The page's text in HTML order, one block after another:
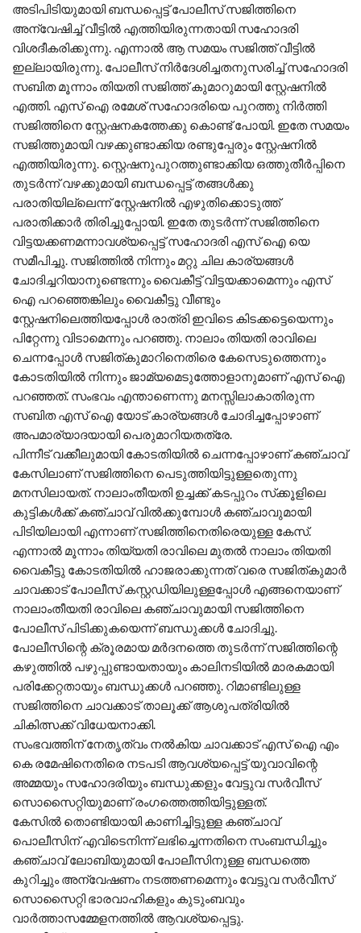
അടിപിടിയുമായി ബന്ധപ്പെട്ട് പോലീസ് സജിത്തിനെ
അന്വേഷിച്ച് വീട്ടില്‍ എത്തിയിരുന്നതായി സഹോദരി
വിശദീകരിക്കുന്നു. എന്നാല്‍ ആ സമയം സജിത്ത് വീട്ടില്‍
ഇല്ലായിരുന്നു. പോലീസ് നിര്‍ദേശിച്ചതനുസരിച്ച് സഹോദരി
സബിത മൂന്നാം തിയതി സജിത്ത് കുമാറുമായി സ്റ്റേഷനില്‍
എത്തി. എസ് ഐ രമേശ്‌ സഹോദരിയെ പുറത്തു നിര്‍ത്തി
സജിത്തിനെ സ്റ്റേഷനകത്തേക്കു കൊണ്ട് പോയി. ഇതേ സമയം
സജിത്തുമായി വഴക്കുണ്ടാക്കിയ രണ്ടുപ്പേരും സ്റ്റേഷനില്‍
എത്തിയിരുന്നു. സ്റ്റെഷനുപുറത്തുണ്ടാക്കിയ ഒത്തുതീര്‍പ്പിനെ
തുടര്‍ന്ന് വഴക്കുമായി ബന്ധപ്പെട്ട് തങ്ങള്‍ക്കു
പരാതിയില്ലെന്ന് സ്റ്റേഷനില്‍ എഴുതിക്കൊടുത്ത്
പരാതിക്കാര്‍ തിരിച്ചുപ്പോയി. ഇതേ തുടര്‍ന്ന് സജിത്തിനെ
വിട്ടയക്കണമന്നാവശ്യപ്പെട്ട് സഹോദരി എസ് ഐ യെ
സമീപിച്ചു. സജിത്തില്‍ നിന്നും മറ്റു ചില കാര്യങ്ങള്‍
ചോദിച്ചറിയാനുണ്ടെന്നും വൈകീട്ട് വിട്ടയക്കാമെന്നും എസ്
ഐ പറഞ്ഞെങ്കിലും വൈകീട്ടു വീണ്ടും
സ്റ്റേഷനിലെത്തിയപ്പോള്‍ രാത്രി ഇവിടെ കിടക്കട്ടെയെന്നും
പിറ്റേന്നു വിടാമെന്നും പറഞ്ഞു. നാലാം തിയതി രാവിലെ
ചെന്നപ്പോള്‍ സജിത്കുമാറിനെതിരെ കേസെടുത്തെന്നും
കോടതിയില്‍ നിന്നും ജാമ്യമെടുത്തോളാനുമാണ് എസ് ഐ
പറഞ്ഞത്. സംഭവം എന്താണെന്നു മനസ്സിലാകാതിരുന്ന
സബിത എസ് ഐ യോട് കാര്യങ്ങള്‍ ചോദിച്ചപ്പോഴാണ്
അപമാര്യാദയായി പെരുമാറിയതത്രേ.
പിന്നീട് വക്കീലുമായി കോടതിയില്‍ ചെന്നപ്പോഴാണ് കഞ്ചാവ്
കേസിലാണ് സജിത്തിനെ പെടുത്തിയിട്ടുള്ളതെുന്നു
മനസിലായത്. നാലാംതീയതി ഉച്ചക്ക് കടപ്പുറം സ്‌ക്കൂളിലെ
കുട്ടികള്‍ക്ക് കഞ്ചാവ് വില്‍ക്കുമ്പോള്‍ കഞ്ചാവുമായി
പിടിയിലായി എന്നാണ് സജിത്തിനെതിരെയുള്ള കേസ്.
എന്നാല്‍ മൂന്നാം തിയ്യതി രാവിലെ മുതല്‍ നാലാം തിയതി
വൈകീട്ടു കോടതിയില്‍ ഹാജരാക്കുന്നത് വരെ സജിത്കുമാര്‍
ചാവക്കാട് പോലീസ് കസ്റ്റഡിയിലുള്ളപ്പോള്‍ എങ്ങനെയാണ്
നാലാംതീയതി രാവിലെ കഞ്ചാവുമായി സജിത്തിനെ
പോലീസ് പിടിക്കുകയെന്ന് ബന്ധുക്കള്‍ ചോദിച്ചു.
പോലീസിന്റെ ക്രൂരമായ മര്‍ദനത്തെ തുടര്‍ന്ന് സജിത്തിന്റെ
കഴുത്തില്‍ പഴുപ്പുണ്ടായതായും കാലിനടിയില്‍ മാരകമായി
പരിക്കേറ്റതായും ബന്ധുക്കള്‍ പറഞ്ഞു. റിമാണ്ടിലുള്ള
സജിത്തിനെ ചാവക്കാട് താലൂക്ക് ആശുപത്രിയില്‍
ചികിത്സക്ക് വിധേയനാക്കി.
സംഭവത്തിന് നേതൃത്വം നല്‍കിയ ചാവക്കാട് എസ് ഐ എം
കെ രമേഷിനെതിരെ നടപടി ആവശ്യപ്പെട്ട് യുവാവിന്റെ
അമ്മയും സഹോദരിയും ബന്ധുക്കളും വേട്ടുവ സര്‍വീസ്
സൊസൈറ്റിയുമാണ് രംഗത്തെത്തിയിട്ടുള്ളത്.
കേസില്‍ തൊണ്ടിയായി കാണിച്ചിട്ടുള്ള കഞ്ചാവ്
പൊലീസിന് എവിടെനിന്ന് ലഭിച്ചെന്നതിനെ സംബന്ധിച്ചും
കഞ്ചാവ് ലോബിയുമായി പോലീസിനുള്ള ബന്ധത്തെ
കുറിച്ചും അന്വേഷണം നടത്തണമെന്നും വേട്ടുവ സര്‍വീസ്
സൊസൈറ്റി ഭാരവാഹികളും കുടുംബവും
വാര്‍ത്താസമ്മേളനത്തില്‍ ആവശ്യപ്പെട്ടു.